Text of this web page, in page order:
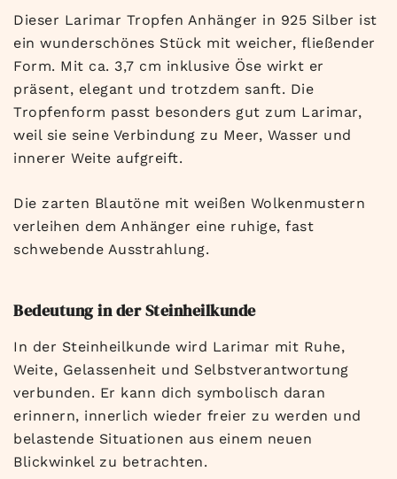
Dieser Larimar Tropfen Anhänger in 925 Silber ist
ein wunderschönes Stück mit weicher, fließender
Form. Mit ca. 3,7 cm inklusive Öse wirkt er
präsent, elegant und trotzdem sanft. Die
Tropfenform passt besonders gut zum Larimar,
weil sie seine Verbindung zu Meer, Wasser und
innerer Weite aufgreift.
Die zarten Blautöne mit weißen Wolkenmustern
verleihen dem Anhänger eine ruhige, fast
schwebende Ausstrahlung.
Bedeutung in der Steinheilkunde
In der Steinheilkunde wird Larimar mit Ruhe,
Weite, Gelassenheit und Selbstverantwortung
verbunden. Er kann dich symbolisch daran
erinnern, innerlich wieder freier zu werden und
belastende Situationen aus einem neuen
Blickwinkel zu betrachten.